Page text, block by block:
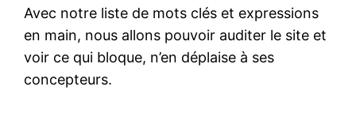
Avec notre liste de mots clés et expressions
en main, nous allons pouvoir auditer le site et
voir ce qui bloque, n’en déplaise à ses
concepteurs.